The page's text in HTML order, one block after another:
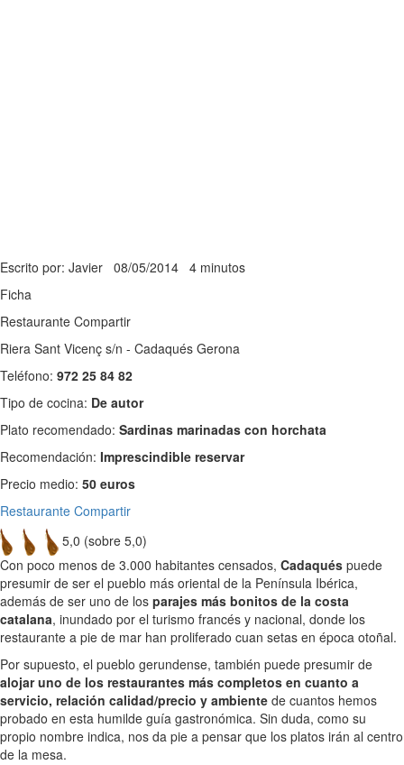
Escrito por: Javier 08/05/2014 4 minutos
Ficha
Restaurante Compartir
Riera Sant Vicenç s/n - Cadaqués Gerona
Teléfono: 972 25 84 82
Tipo de cocina: De autor
Plato recomendado: Sardinas marinadas con horchata
Recomendación: Imprescindible reservar
Precio medio: 50 euros
Restaurante Compartir
5,0 (sobre 5,0)
Con poco menos de 3.000 habitantes censados, Cadaqués puede
presumir de ser el pueblo más oriental de la Península Ibérica,
además de ser uno de los parajes más bonitos de la costa
catalana, inundado por el turismo francés y nacional, donde los
restaurante a pie de mar han proliferado cuan setas en época otoñal.
Por supuesto, el pueblo gerundense, también puede presumir de
alojar uno de los restaurantes más completos en cuanto a
servicio, relación calidad/precio y ambiente de cuantos hemos
probado en esta humilde guía gastronómica. Sin duda, como su
propio nombre indica, nos da pie a pensar que los platos irán al centro
de la mesa.